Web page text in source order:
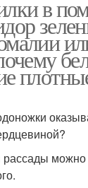
в
можно